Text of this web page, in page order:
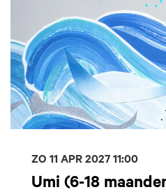
Umi (6-18
ZO 11 APR 202711:00